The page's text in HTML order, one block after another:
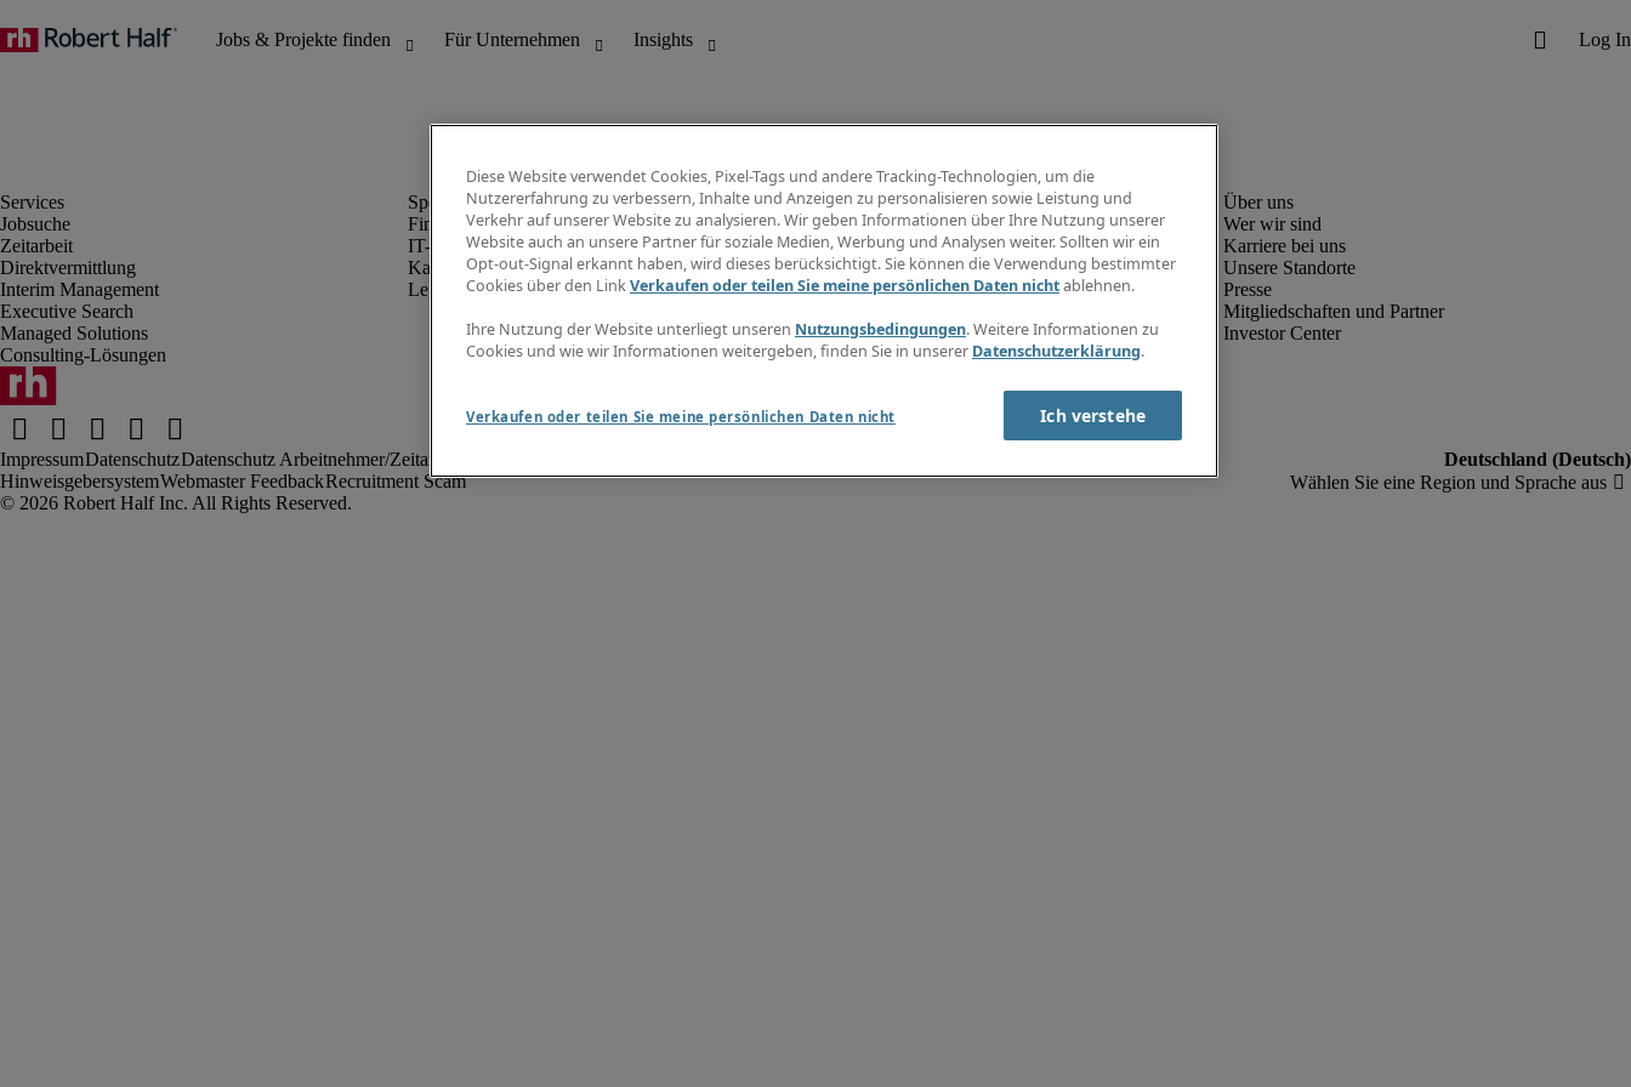
Jobsuche
Zeitarbeit
Direktvermittlung
Interim Management
Executive Search
Managed Solutions
Consulting-Lösungen
Finanz- & Rechnungswesen
IT-Bereich
Kaufmännischer Bereich
Legal
Info Center
Jobübersicht
Gehaltsübersicht
E-Learning
Wer wir sind
Karriere bei uns
Unsere Standorte
Presse
Mitgliedschaften und Partner
Investor Center
ImpressumDatenschutzDatenschutz Arbeitnehmer/Zeitarbeitskräfte
HinweisgebersystemWebmaster FeedbackRecruitment Scam
Diese Website verwendet Cookies, Pixel-Tags und andere Tracking-Technologien, um die
Nutzererfahrung zu verbessern, Inhalte und Anzeigen zu personalisieren sowie Leistung und
Verkehr auf unserer Website zu analysieren. Wir geben Informationen über Ihre Nutzung unserer
Website auch an unsere Partner für soziale Medien, Werbung und Analysen weiter. Sollten wir ein
Opt-out-Signal erkannt haben, wird dieses berücksichtigt. Sie können die Verwendung bestimmter
Cookies über den LinkVerkaufen oder teilen Sie meine persönlichen Daten nichtablehnen.
Ihre Nutzung der Website unterliegt unseren Nutzungsbedingungen. Weitere Informationen zu
Cookies und wie wir Informationen weitergeben, finden Sie in unserer Datenschutzerklärung.
Verkaufen oder teilen Sie meine persönlichen Daten nicht Ich verstehe